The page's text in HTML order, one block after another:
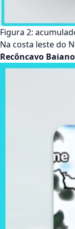
Figura 2:
Na costa leste do
Recôncavo